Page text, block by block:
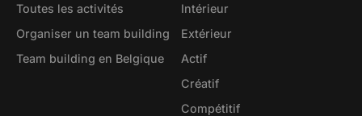
Toutes les activités
Organiser un team building
Team building en Belgique
Intérieur
Extérieur
Actif
Créatif
Compétitif